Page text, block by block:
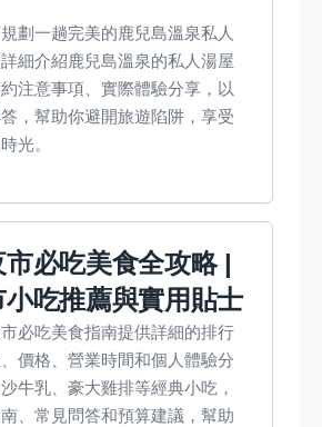
劃一趟完美的鹿兒島溫泉私人
細介紹鹿兒島溫泉的私人湯屋
注意事項、實際體驗分享，以
，幫助你避開旅遊陷阱，享受
光。
必吃美食全攻略 |
小吃推薦與實用貼士
必吃美食指南提供詳細的排行
價格、營業時間和個人體驗分
牛乳、豪大雞排等經典小吃，
、常見問答和預算建議，幫助